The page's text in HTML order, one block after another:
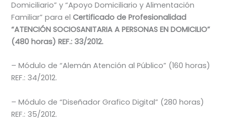
Domiciliario” y “Apoyo Domiciliario y Alimentación
Familiar” para elCertificado de Profesionalidad
“ATENCIÓN SOCIOSANITARIA A PERSONAS EN DOMICILIO”
(480 horas) REF.: 33/2012.
– Módulo de “Alemán Atención al Público” (160 horas)
REF.: 34/2012.
– Módulo de “Diseñador Grafico Digital” (280 horas)
REF.: 35/2012.